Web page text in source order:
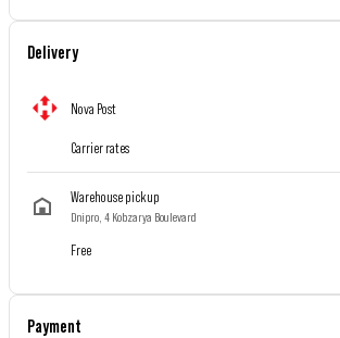
Delivery
Nova Post
Carrier rates
Warehouse pickup
Dnipro, 4 Kobzarya Boulevard
Free
Payment